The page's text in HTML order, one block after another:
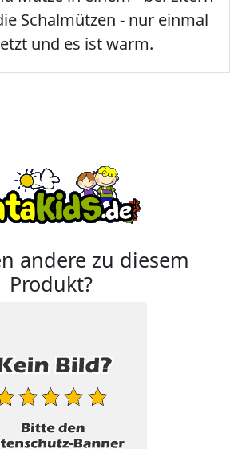
Schalmützen - nur einmal
und es ist warm.
andere zu diesem
Produkt?